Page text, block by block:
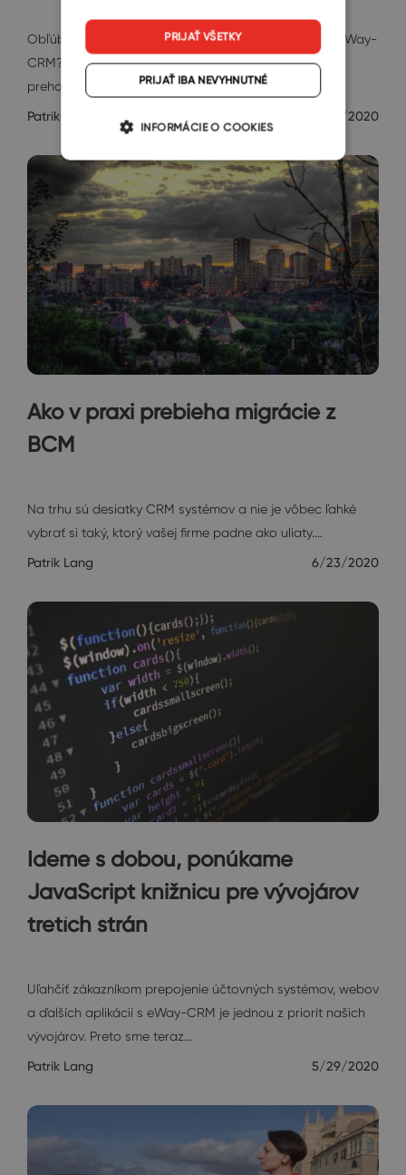
Obľúbili ste si eWay-Podcasty, alebo výukové videá eWay-
CRM? Potom ste si možno všimli, že hlas, ktorý k vám
prehovára v…
Patrik Lang 7/2/2020
Ako v praxi prebieha migrácie z
BCM
Na trhu sú desiatky CRM systémov a nie je vôbec ľahké
vybrať si taký, ktorý vašej firme padne ako uliaty.…
Patrik Lang 6/23/2020
Ideme s dobou, ponúkame
JavaScript knižnicu pre vývojárov
tretích strán
Uľahčiť zákazníkom prepojenie účtovných systémov, webov
a ďalších aplikácií s eWay-CRM je jednou z priorít našich
vývojárov. Preto sme teraz…
Patrik Lang 5/29/2020
PRIJAŤ VŠETKY
PRIJAŤ IBA NEVYHNUTNÉ
INFORMÁCIE O COOKIES